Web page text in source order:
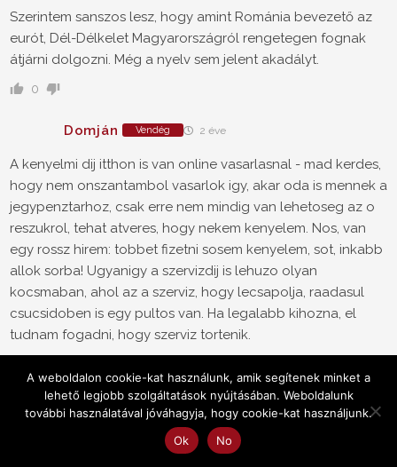
Szerintem sanszos lesz, hogy amint Románia bevezető az
eurót, Dél-Délkelet Magyarországról rengetegen fognak
átjárni dolgozni. Még a nyelv sem jelent akadályt.
0
Domján Vendég 2 éve
A kenyelmi dij itthon is van online vasarlasnal - mad kerdes,
hogy nem onszantambol vasarlok igy, akar oda is mennek a
jegypenztarhoz, csak erre nem mindig van lehetoseg az o
reszukrol, tehat atveres, hogy nekem kenyelem. Nos, van
egy rossz hirem: tobbet fizetni sosem kenyelem, sot, inkabb
allok sorba! Ugyanigy a szervizdij is lehuzo olyan
kocsmaban, ahol az a szerviz, hogy lecsapolja, raadasul
csucsidoben is egy pultos van. Ha legalabb kihozna, el
tudnam fogadni, hogy szerviz tortenik.
Ha ennyire jo Romania, miert mindenki nyugatra megy? 😀
Vendég 2 éve
A weboldalon cookie-kat használunk, amik segítenek minket a
lehető legjobb szolgáltatások nyújtásában. Weboldalunk
további használatával jóváhagyja, hogy cookie-kat használjunk.
Ok
No